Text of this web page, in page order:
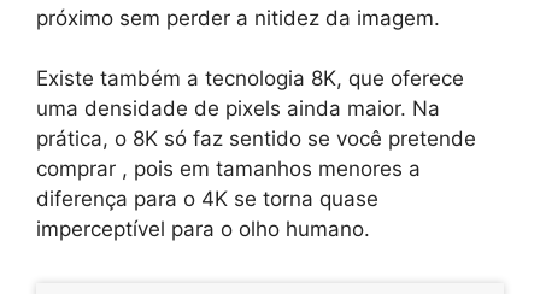
próximo sem perder a nitidez da imagem.
Existe também a tecnologia 8K, que oferece
uma densidade de pixels ainda maior. Na
prática, o 8K só faz sentido se você pretende
comprar , pois em tamanhos menores a
diferença para o 4K se torna quase
imperceptível para o olho humano.